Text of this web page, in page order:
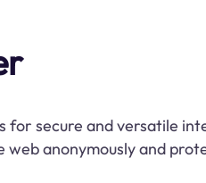
for secure and versatile
web anonymously and